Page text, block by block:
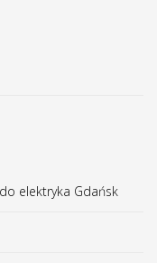
elektryka Gdańsk